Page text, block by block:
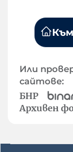
Или
сайтове:
БНР
Архивен